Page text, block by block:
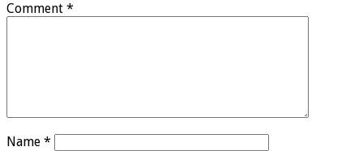
Comment *
Name *